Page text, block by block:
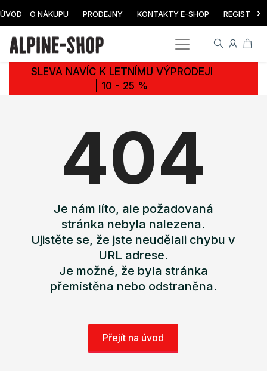
ÚVOD O NÁKUPU PRODEJNY KONTAKTY E-SHOP ›
SLEVA NAVÍC K LETNÍMU VÝPRODEJI
| 10 - 25 %
404
Je nám líto, ale požadovaná
stránka nebyla nalezena.
Ujistěte se, že jste neudělali chybu v
URL adrese.
Je možné, že byla stránka
přemístěna nebo odstraněna.
Přejít na úvod